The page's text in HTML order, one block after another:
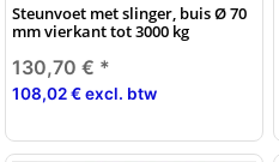
Steunvoet met slinger, buis Ø 70
mm vierkant tot 3000 kg
130,70 € *
108,02 € excl. btw